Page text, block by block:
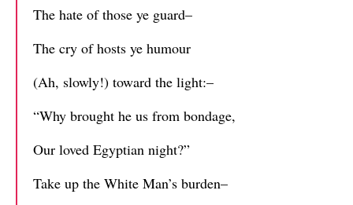
The hate of those ye guard–
The cry of hosts ye humour
(Ah, slowly!) toward the light:–
“Why brought he us from bondage,
Our loved Egyptian night?”
Take up the White Man’s burden–